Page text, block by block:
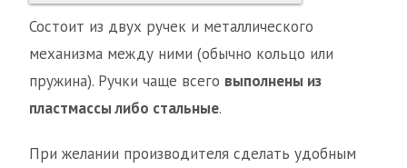
Состоит из двух ручек и металлического
механизма между ними (обычно кольцо или
пружина). Ручки чаще всего выполнены из
пластмассы либо стальные.
При желании производителя сделать удобным